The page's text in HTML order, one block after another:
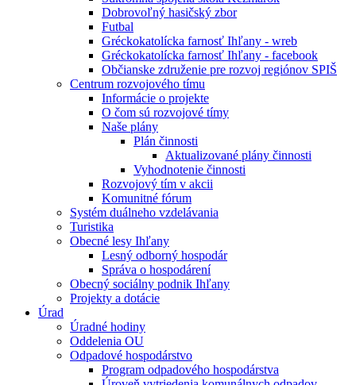
Dobrovoľný hasičský zbor
Futbal
Gréckokatolícka farnosť Ihľany - wreb
Gréckokatolícka farnosť Ihľany - facebook
Občianske združenie pre rozvoj regiónov SPIŠ
Centrum rozvojového tímu
Informácie o projekte
O čom sú rozvojové tímy
Naše plány
Plán činnosti
Aktualizované plány činnosti
Vyhodnotenie činnosti
Rozvojový tím v akcii
Komunitné fórum
Systém duálneho vzdelávania
Turistika
Obecné lesy Ihľany
Lesný odborný hospodár
Správa o hospodárení
Obecný sociálny podnik Ihľany
Projekty a dotácie
Úrad
Úradné hodiny
Oddelenia OU
Odpadové hospodárstvo
Program odpadového hospodárstva